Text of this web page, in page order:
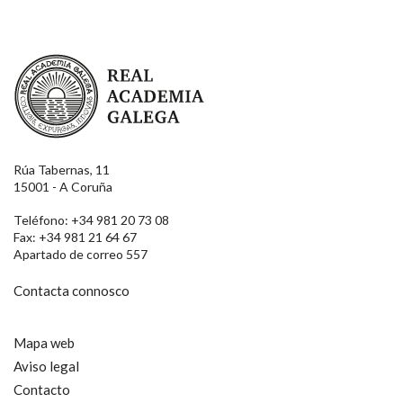
Real Academia Galega
Rúa Tabernas, 11
15001 - A Coruña
Teléfono: +34 981 20 73 08
Fax: +34 981 21 64 67
Apartado de correo 557
Contacta connosco
Mapa web
Aviso legal
Contacto